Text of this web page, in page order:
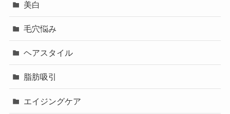
美白
毛穴悩み
ヘアスタイル
脂肪吸引
エイジングケア